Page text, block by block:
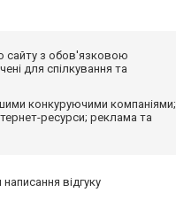
сайту з обов'язковою
для спілкування та
конкуруючими компаніями;
ресурси; реклама та
написання відгуку